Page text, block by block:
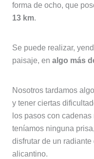
forma de ocho, que
13 km.
Se puede realizar,
paisaje, en algo más
Nosotros tardamos
y tener ciertas
los pasos con
teníamos ninguna
disfrutar de un
alicantino.